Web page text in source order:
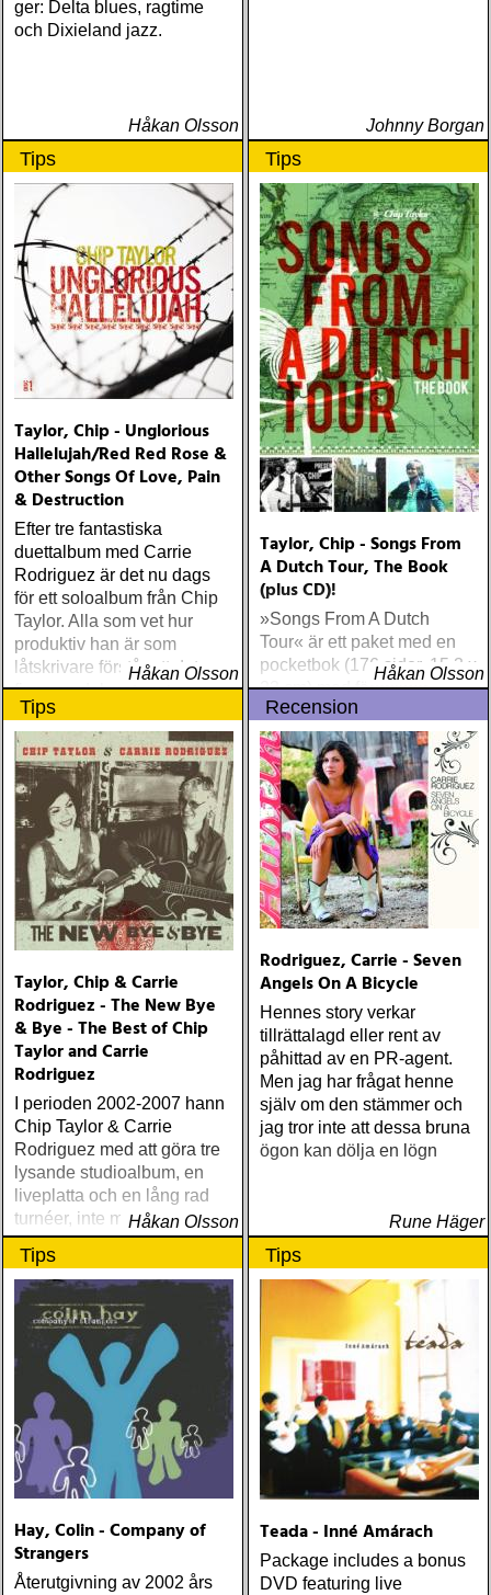
ger: Delta blues, ragtime
och Dixieland jazz.
Håkan Olsson Johnny Borgan
Tips
Taylor, Chip - Unglorious
Hallelujah/Red Red Rose &
Other Songs Of Love, Pain
& Destruction
Efter tre fantastiska
duettalbum med Carrie
Rodriguez är det nu dags
för ett soloalbum från Chip
Taylor. Alla som vet hur
produktiv han är som
låtskrivare förstår att det
finns en del material som
inte lämpat sig för
duoformatet. Faktiskt så
mycket att det blev en
dubbel CD
Håkan Olsson
Tips
Taylor, Chip - Songs From
A Dutch Tour, The Book
(plus CD)!
»Songs From A Dutch
Tour« är ett paket med en
pocketbok (176 sidor, 15,3 x
23 cm) med färgbilder,
texter, anteckningar och
intryck från turnélivet i
allmänhet och en turné i
Holland i synnerhet
Håkan Olsson
Tips
Taylor, Chip & Carrie
Rodriguez - The New Bye
& Bye - The Best of Chip
Taylor and Carrie
Rodriguez
I perioden 2002-2007 hann
Chip Taylor & Carrie
Rodriguez med att göra tre
lysande studioalbum, en
liveplatta och en lång rad
turnéer, inte minst här i
Skandinavien. Nu har de
samlat sina bästa sånger
på en CD och dessutom
spelat in fyra helt nya låtar,
speciellt för »The New Bye
& Bye«.
Håkan Olsson
Recension
Rodriguez, Carrie - Seven
Angels On A Bicycle
Hennes story verkar
tillrättalagd eller rent av
påhittad av en PR-agent.
Men jag har frågat henne
själv om den stämmer och
jag tror inte att dessa bruna
ögon kan dölja en lögn
Rune Häger
Tips
Hay, Colin - Company of
Strangers
Återutgivning av 2002 års
Tips
Teada - Inné Amárach
Package includes a bonus
DVD featuring live